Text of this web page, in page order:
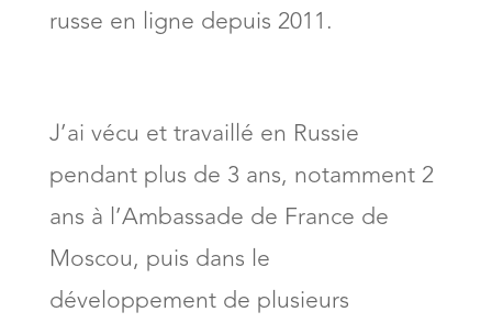
russe en ligne depuis 2011.
J’ai vécu et travaillé en Russie
pendant plus de 3 ans, notamment 2
ans à l’Ambassade de France de
Moscou, puis dans le
développement de plusieurs